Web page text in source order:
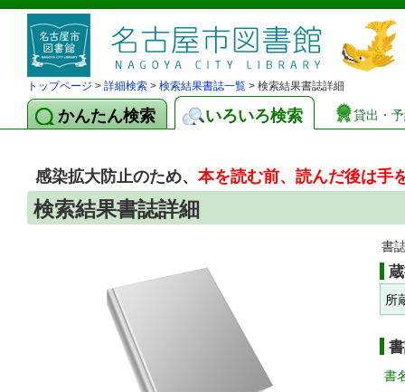
トップページ > 詳細検索 > 検索結果書誌一覧 > 検索結果書誌詳細
かんたん検索 いろいろ検索 貸出・
感染拡大防止のため、本を読む前、読んだ後は手
検索結果書誌詳細
書
所
書